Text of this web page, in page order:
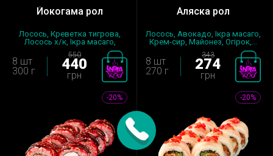
Йокогама рол
Лосось, Креветка тигрова,
Лосось х/к, Ікра масаго,
Крем-...
8 шт
300 г
550
440
грн
Аляска рол
Лосось, Авокадо, Ікра масаго,
Крем-сир, Майонез, Огірок,...
8 шт
270 г
343
274
грн
-20% -20%